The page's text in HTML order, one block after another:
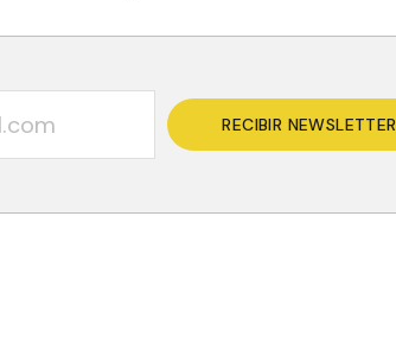
RECIBIR NEWSLETTER